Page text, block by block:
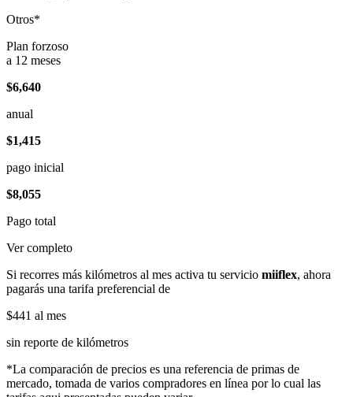
Otros*
Plan forzoso
a 12 meses
$6,640
anual
$1,415
pago inicial
$8,055
Pago total
Ver completo
Si recorres más kilómetros al mes activa tu servicio miiflex, ahora
pagarás una tarifa preferencial de
$441 al mes
sin reporte de kilómetros
*La comparación de precios es una referencia de primas de
mercado, tomada de varios compradores en línea por lo cual las